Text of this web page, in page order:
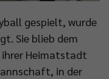
gespielt, wurde
Sie blieb dem
Heimatstadt
in der